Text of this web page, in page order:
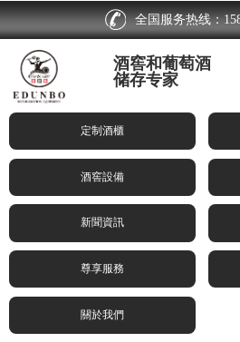
全国服务热线：
酒窖和葡萄酒
储存专家
定制酒櫃
酒窖設備
新聞資訊
尊享服務
關於我們